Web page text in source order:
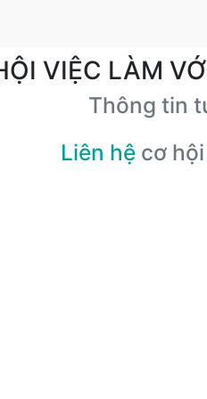
VIỆC LÀM
Thông tin
Liên hệ cơ